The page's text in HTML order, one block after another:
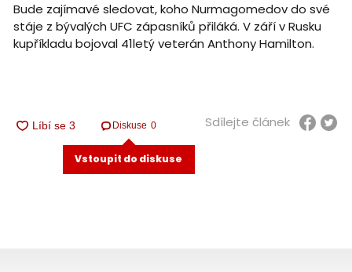
Bude zajímavé sledovat, koho Nurmagomedov do své
stáje z bývalých UFC zápasníků přiláká. V září v Rusku
kupříkladu bojoval 41letý veterán Anthony Hamilton.
Diskuse 0
Vstoupit do diskuse
Sdílejte článek